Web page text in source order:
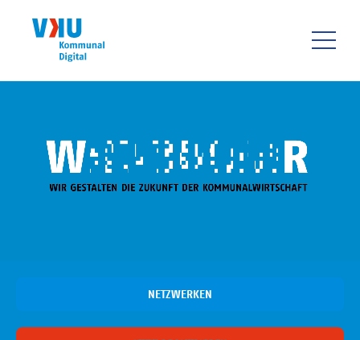
NETZWERKEN